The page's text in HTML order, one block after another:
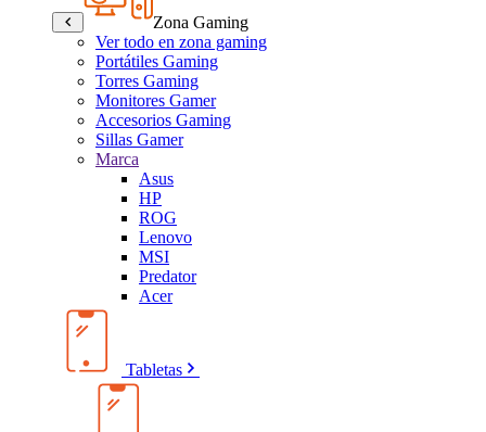
Zona Gaming
Ver todo en zona gaming
Portátiles Gaming
Torres Gaming
Monitores Gamer
Accesorios Gaming
Sillas Gamer
Marca
Asus
HP
ROG
Lenovo
MSI
Predator
Acer
Tabletas